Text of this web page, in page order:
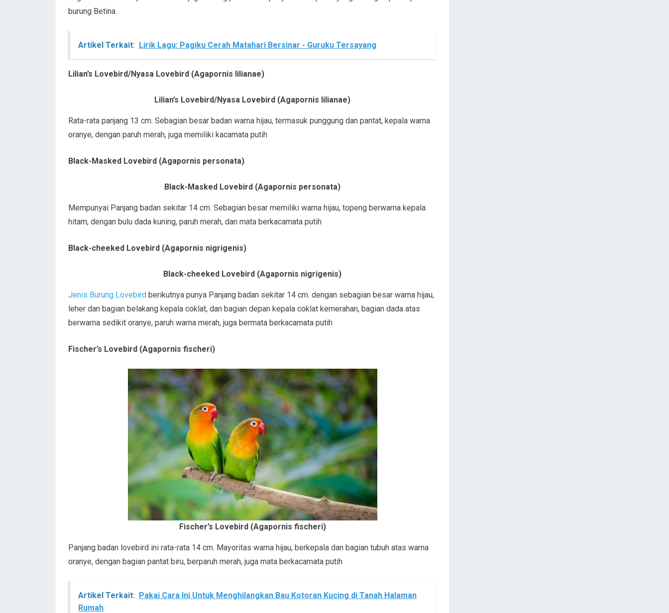
burung Betina.
Artikel Terkait: Lirik Lagu: Pagiku Cerah Matahari Bersinar - Guruku Tersayang
Lilian’s Lovebird/Nyasa Lovebird (Agapornis lilianae)
Lilian’s Lovebird/Nyasa Lovebird (Agapornis lilianae)
Rata-rata panjang 13 cm. Sebagian besar badan warna hijau, termasuk punggung dan pantat, kepala warna
oranye, dengan paruh merah, juga memiliki kacamata putih
Black-Masked Lovebird (Agapornis personata)
Black-Masked Lovebird (Agapornis personata)
Mempunyai Panjang badan sekitar 14 cm. Sebagian besar memiliki warna hijau, topeng berwarna kepala
hitam, dengan bulu dada kuning, paruh merah, dan mata berkacamata putih
Black-cheeked Lovebird (Agapornis nigrigenis)
Black-cheeked Lovebird (Agapornis nigrigenis)
Jenis Burung Lovebird berikutnya punya Panjang badan sekitar 14 cm. dengan sebagian besar warna hijau,
leher dan bagian belakang kepala coklat, dan bagian depan kepala coklat kemerahan, bagian dada atas
berwarna sedikit oranye, paruh warna merah, juga bermata berkacamata putih
Fischer’s Lovebird (Agapornis fischeri)
Fischer’s Lovebird (Agapornis fischeri)
Panjang badan lovebird ini rata-rata 14 cm. Mayoritas warna hijau, berkepala dan bagian tubuh atas warna
oranye, dengan bagian pantat biru, berparuh merah, juga mata berkacamata putih
Artikel Terkait: Pakai Cara Ini Untuk Menghilangkan Bau Kotoran Kucing di Tanah Halaman
Rumah